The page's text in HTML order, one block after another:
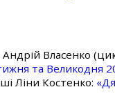
Андрій Власенко
та Великодня
Ліни Костенко: